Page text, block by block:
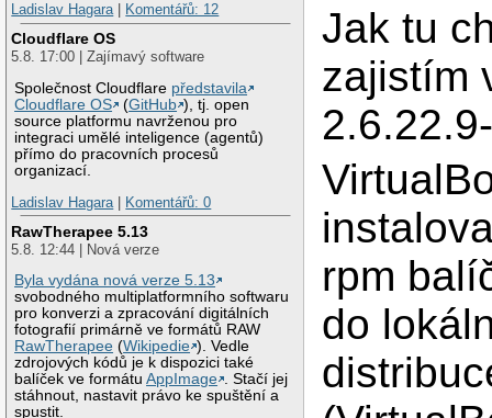
Ladislav Hagara| Komentářů: 12
Cloudflare OS
5.8. 17:00 | Zajímavý software
Společnost Cloudflare představila
Cloudflare OS
(GitHub ), tj. open
source platformu navrženou pro
integraci umělé inteligence (agentů)
přímo do pracovních procesů
organizací.
Ladislav Hagara| Komentářů: 0
RawTherapee 5.13
5.8. 12:44 | Nová verze
Byla vydána nová verze 5.13
svobodného multiplatformního softwaru
pro konverzi a zpracování digitálních
fotografií primárně ve formátů RAW
RawTherapee (Wikipedie ). Vedle
zdrojových kódů je k dispozici také
balíček ve formátuAppImage . Stačí jej
stáhnout, nastavit právo ke spuštění a
spustit.
Jak tu
zajistím
rpm
do